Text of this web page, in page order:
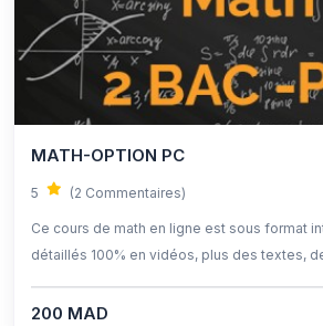
MATH-OPTION PC
5 (2 Commentaires)
Ce cours de math en ligne est sous format
détaillés 100% en vidéos, plus des textes,
d'apprendre à son propre rythme grâce à
200 MAD